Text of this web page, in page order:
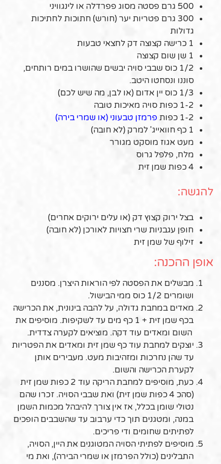
500 גרם פסטה מסוג פפרדלה או לינגוויני
300 גרם פטריות יער (חורש) חתוכות לחתיכות
גדולות
1 כרישה קצוצה דק לחצאי טבעות
1 שן שום קצוצה
1/2 כוס שבבי סויה יבשים שהושרו במים רותחים,
סוננו ונסחטו היטב.
1/3 כוס יין אדום (או לבן, מה שיש לכם)
1-2 כפות סויה מאיכות טובה
1-2 כפות
פרמזן טבעוני (או שמרי בירה)
1 כף חוואייג' למרק (לא חובה)
מעט אגוז מוסקט מגורר
מלח, פלפל גרוס
4 כפות שמן זית
להגשה:
בצל ירוק קצוץ דק (או עלים ירוקים אחרים)
חופן עגבניות שרי חצויות לאורכן (לא חובה)
זילוף של שמן זית
אופן ההכנה:
מבשלים את הפסטה לפי הוראות היצרן. מסננים
ושומרים 1/2 כוס ממי הבישול.
מאדים במחבת גדולה, על להבה בינונית, את הכרישה
בכף שמן זית + 1 כף מים עד לשקיפות. מוסיפים את
השום ומאדים עוד דקה. מוציאים לקערה צדדית.
יוצקים למחבת עוד כף שמן זית ומאדים את הפטריות
עד שהן נחרכות ומזהיבות מעט. מעבירים אותן
לקערת הכרישה והשום.
כעת, מוסיפים למחבת הריקה עוד 2 כפות שמן זית
(סהכ 4 כפות שמן זית) ואת שבבי הסויה. זכרו שהם
נטולי שומן בכלל, אז אין צורך להיבהל מכמות השמן
במנה, ומטגנים תוך כדי ערבוב עד שהשבבים הופכים
לפתיתים שחומים ודי פריכים.
מוסיפים לפתיתי הסויה המטוגנים את היין, הסויה,
התבלינים (כולל הפרמזן או שמרי הבירה), ואת מי